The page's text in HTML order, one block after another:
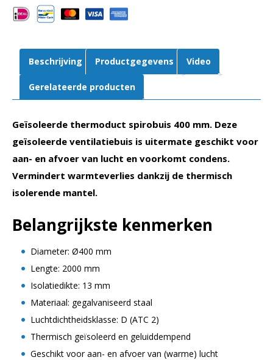
2000
mm
13
aantal
Beschrijving Productgegevens Video
Gerelateerde producten
Geïsoleerde thermoduct spirobuis 400 mm. Deze
geïsoleerde ventilatiebuis is uitermate geschikt voor
aan- en afvoer van lucht en voorkomt condens.
Vermindert warmteverlies dankzij de thermisch
isolerende mantel.
Belangrijkste kenmerken
Diameter: Ø400 mm
Lengte: 2000 mm
Isolatiedikte: 13 mm
Materiaal: gegalvaniseerd staal
Luchtdichtheidsklasse: D (ATC 2)
Thermisch geïsoleerd en geluiddempend
Geschikt voor aan- en afvoer van (warme) lucht